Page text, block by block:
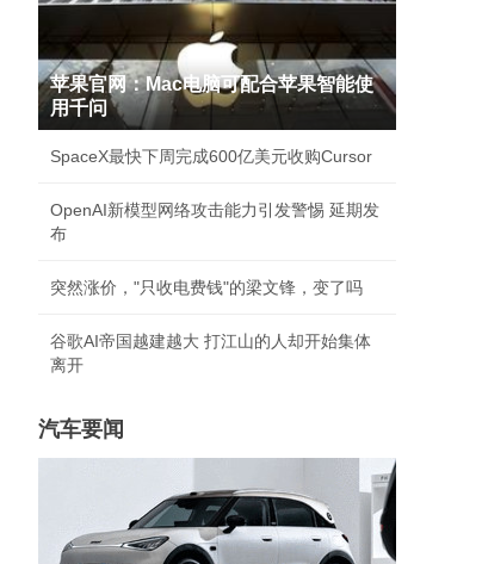
苹果官网：Mac电脑可配合苹果智能使
用千问
SpaceX最快下周完成600亿美元收购Cursor
OpenAI新模型网络攻击能力引发警惕 延期发
布
突然涨价，"只收电费钱"的梁文锋，变了吗
谷歌AI帝国越建越大 打江山的人却开始集体
离开
汽车要闻